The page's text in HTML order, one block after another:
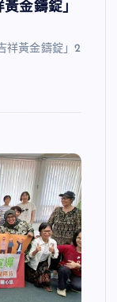
金鑄錠」
祥黃金鑄錠」2